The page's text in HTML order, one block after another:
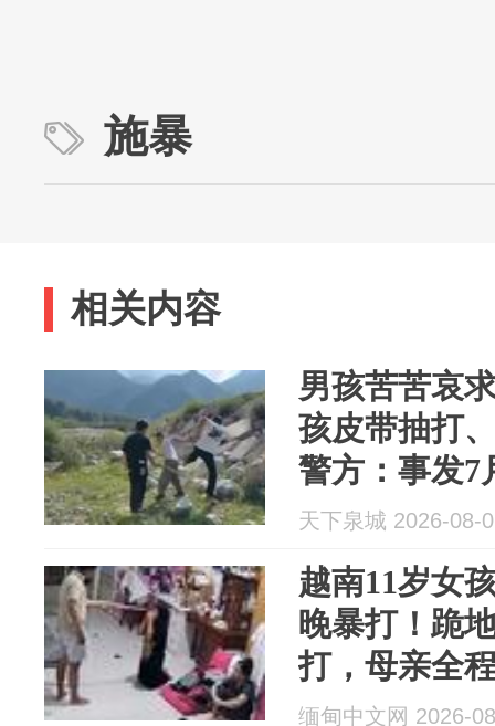
施暴
相关内容
男孩苦苦哀
孩皮带抽打
警方：事发7
查，被打孩
天下泉城 2026-08-
越南11岁女
晚暴打！跪
打，母亲全
缅甸中文网 2026-